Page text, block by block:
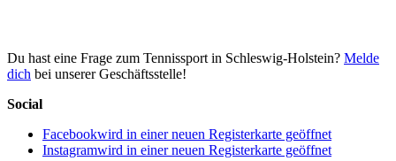
Du hast eine Frage zum Tennissport in Schleswig-Holstein? Melde
dich bei unserer Geschäftsstelle!
Social
Facebookwird in einer neuen Registerkarte geöffnet
Instagramwird in einer neuen Registerkarte geöffnet